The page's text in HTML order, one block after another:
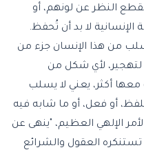
النظر عن لونهم، أو
لا بد أن تُحفظ.
من هذا الإنسان جزء من
لتهجير، لأي شكل من
معها أكثر، يعني لا يسلب
أو فعل، أو ما شابه فيه
الإلهي العظيم، "ينهى عن
تستنكره العقول والشرائع